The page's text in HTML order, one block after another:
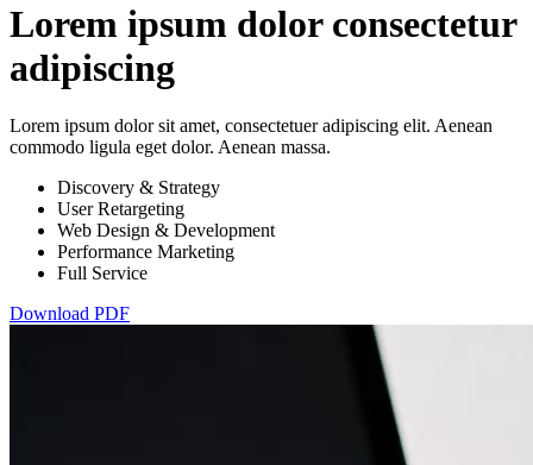
Lorem ipsum dolor consectetur
adipiscing
Lorem ipsum dolor sit amet, consectetuer adipiscing elit. Aenean
commodo ligula eget dolor. Aenean massa.
Discovery & Strategy
User Retargeting
Web Design & Development
Performance Marketing
Full Service
Download PDF